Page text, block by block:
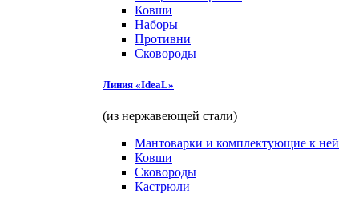
Ковши
Наборы
Противни
Сковороды
Линия «IdeaL»
(из нержавеющей стали)
Мантоварки и комплектующие к ней
Ковши
Сковороды
Кастрюли